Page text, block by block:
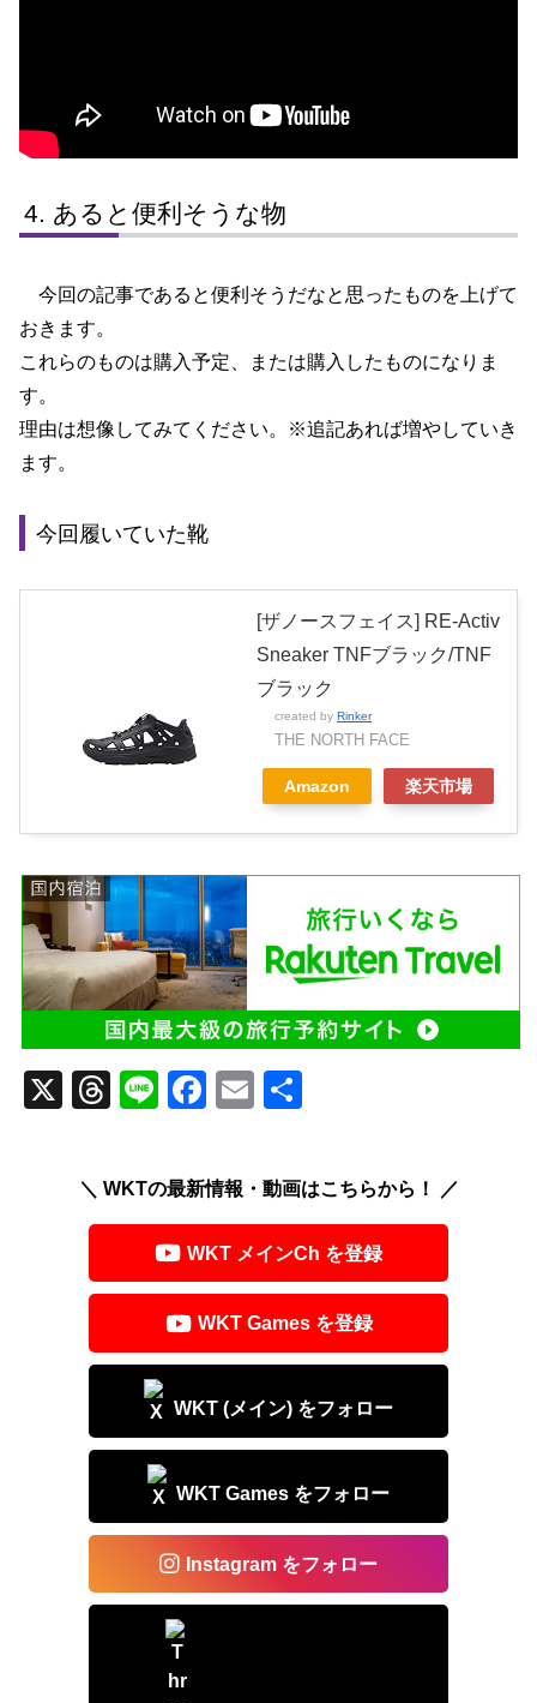
あると便利そうな物
今回の記事であると便利そうだなと思ったものを上げて
おきます。
これらのものは購入予定、または購入したものになりま
す。
理由は想像してみてください。※追記あれば増やしていき
ます。
今回履いていた靴
[ザノースフェイス] RE-Activ
Sneaker TNFブラック/TNF
ブラック
created by Rinker
THE NORTH FACE
Amazon 楽天市場
X
T
a
s
Li
F
e
b
o
o
k
E
＼ WKTの最新情報・動画はこちらから！ ／
WKT メインCh を登録
WKT Games を登録
WKT (メイン) をフォロー
WKT Games をフォロー
Instagram をフォロー